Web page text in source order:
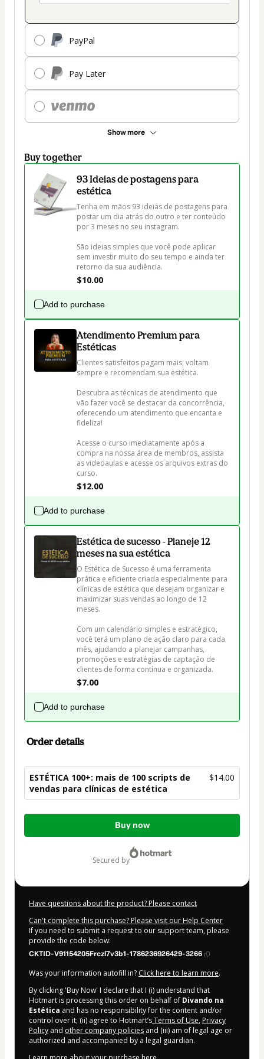
PayPal
Pay Later
Show more
Buy together
93 Ideias de postagens para
estética
Tenha em mãos 93 ideias de postagens para
postar um dia atrás do outro e ter conteúdo
por 3 meses no seu instagram.
São ideias simples que você pode aplicar
sem investir muito do seu tempo e ainda ter
retorno da sua audiência.
$10.00
Add to purchase
Atendimento Premium para
Estéticas
Clientes satisfeitos pagam mais, voltam
sempre e recomendam sua estética.
Descubra as técnicas de atendimento que
vão fazer você se destacar da concorrência,
oferecendo um atendimento que encanta e
fideliza!
Acesse o curso imediatamente após a
compra na nossa área de membros, assista
as videoaulas e acesse os arquivos extras do
curso.
$12.00
Add to purchase
Estética de sucesso - Planeje 12
meses na sua estética
O Estética de Sucesso é uma ferramenta
prática e eficiente criada especialmente para
clínicas de estética que desejam organizar e
maximizar suas vendas ao longo de 12
meses.
Com um calendário simples e estratégico,
você terá um plano de ação claro para cada
mês, ajudando a planejar campanhas,
promoções e estratégias de captação de
clientes de forma contínua e organizada.
$7.00
Add to purchase
Order details
ESTÉTICA 100+: mais de 100 scripts de
vendas para clínicas de estética
$14.00
Total
Buy now
secured by
Have questions about the product? Please contact
Can't complete this purchase? Please visit our Help Center
If you need to submit a request to our support team, please
provide the code below:
CKTID-V91154205Frczl7v3b1-1786236926429-3266
Was your information autofill in? Click here to learn more.
By clicking 'Buy Now' I declare that I (i) understand that
Hotmart is processing this order on behalf of Divando na
Estética and has no responsibility for the content and/or
control over it; (ii) agree to Hotmart’sTerms of Use, Privacy
Policy and other company policies and (iii) am of legal age or
authorized and accompanied by a legal guardian.